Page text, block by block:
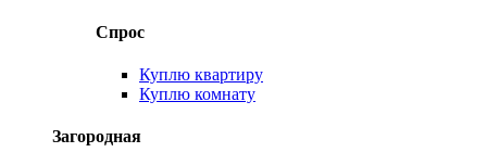
Спрос
Куплю квартиру
Куплю комнату
Загородная